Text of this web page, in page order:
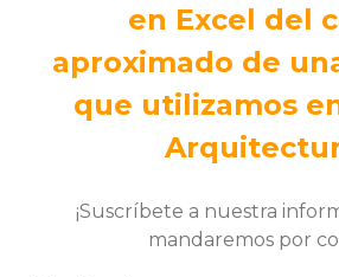
en Excel del
aproximado de
que utilizamos
¡Suscríbete a nuestra
mandaremos por